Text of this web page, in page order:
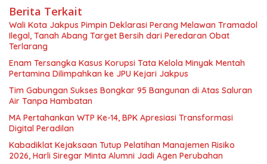
Berita Terkait
Wali Kota Jakpus Pimpin Deklarasi Perang Melawan Tramadol
Ilegal, Tanah Abang Target Bersih dari Peredaran Obat
Terlarang
Enam Tersangka Kasus Korupsi Tata Kelola Minyak Mentah
Pertamina Dilimpahkan ke JPU Kejari Jakpus
Tim Gabungan Sukses Bongkar 95 Bangunan di Atas Saluran
Air Tanpa Hambatan
MA Pertahankan WTP Ke-14, BPK Apresiasi Transformasi
Digital Peradilan
Kabadiklat Kejaksaan Tutup Pelatihan Manajemen Risiko
2026, Harli Siregar Minta Alumni Jadi Agen Perubahan